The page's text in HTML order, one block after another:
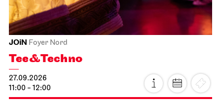
JOiN Foyer Nord
Tee&Techno
27.09.2026
11:00 - 12:00